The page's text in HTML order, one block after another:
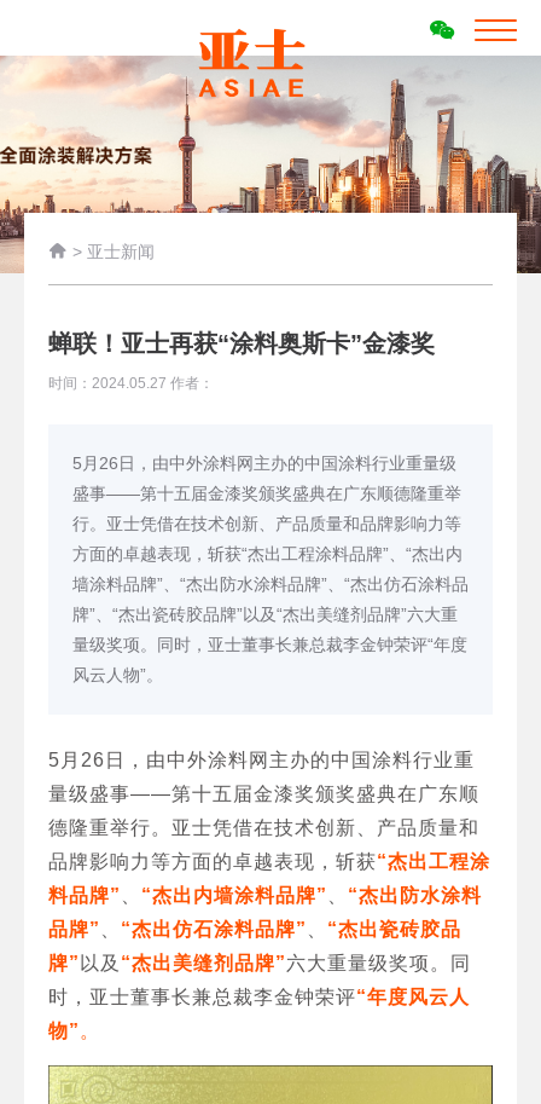
 > 亚士新闻
蝉联！亚士再获“涂料奥斯卡”金漆奖
时间：2024.05.27 作者：
5月26日，由中外涂料网主办的中国涂料行业重量级
盛事——第十五届金漆奖颁奖盛典在广东顺德隆重举
行。亚士凭借在技术创新、产品质量和品牌影响力等
方面的卓越表现，斩获“杰出工程涂料品牌”、“杰出内
墙涂料品牌”、“杰出防水涂料品牌”、“杰出仿石涂料品
牌”、“杰出瓷砖胶品牌”以及“杰出美缝剂品牌”六大重
量级奖项。同时，亚士董事长兼总裁李金钟荣评“年度
风云人物”。
5月26日，由中外涂料网主办的中国涂料行业重
量级盛事——第十五届金漆奖颁奖盛典在广东顺
德隆重举行。亚士凭借在技术创新、产品质量和
品牌影响力等方面的卓越表现，斩获“杰出工程涂
料品牌”
“杰出内墙涂料品牌”
“杰出防水涂料
品牌”
“杰出仿石涂料品牌”
“杰出瓷砖胶品
牌” 以及 “杰出美缝剂品牌”六大重量级奖项。同
时，亚士董事长兼总裁李金钟荣评“年度风云人
物” 。